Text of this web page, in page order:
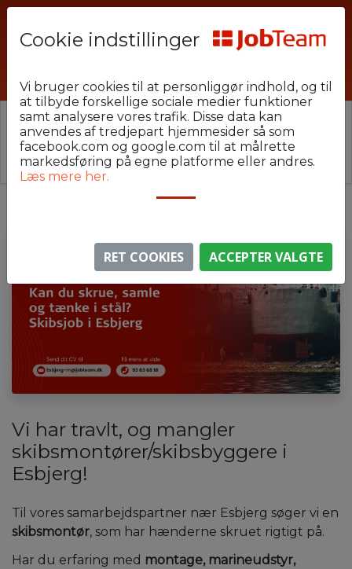
⚠️ Denne jobannonce er udløbet.
Stillingen er ikke længere aktiv, men du kan
lignende annoncer her.
Vi har travlt, og mangler
skibsmontører/skibsbyggere i
Esbjerg!
Til vores samarbejdspartner nær Esbjerg søger vi en
skibsmontør, som har hænderne skruet rigtigt på.
Har du erfaring med montage, marineudstyr,
Cookie indstillinger
Vi bruger cookies til at personliggør indhold, og til
at tilbyde forskellige sociale medier funktioner
samt analysere vores trafik. Disse data kan
anvendes af tredjepart hjemmesider så som
facebook.com og google.com til at målrette
markedsføring på egne platforme eller andres.
Læs mere her.
RET COOKIES ACCEPTER VALGTE